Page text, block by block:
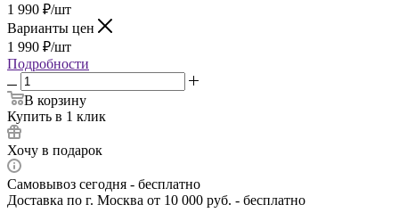
1 990 ₽/шт
Варианты цен
1 990 ₽/шт
Подробности
В корзину
Купить в 1 клик
Хочу в подарок
Самовывоз сегодня - бесплатно
Доставка по г. Москва от 10 000 руб. - бесплатно